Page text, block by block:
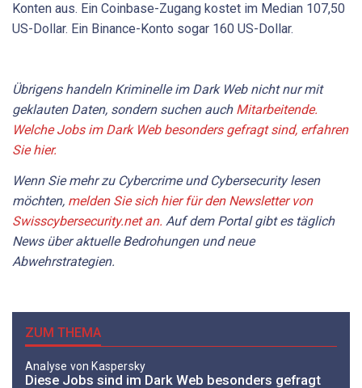
Konten aus. Ein Coinbase-Zugang kostet im Median 107,50
US-Dollar. Ein Binance-Konto sogar 160 US-Dollar.
Übrigens handeln Kriminelle im Dark Web nicht nur mit
geklauten Daten, sondern suchen auch Mitarbeitende.
Welche Jobs im Dark Web besonders gefragt sind, erfahren
Sie hier.
Wenn Sie mehr zu Cybercrime und Cybersecurity lesen
möchten, melden Sie sich hier für den Newsletter von
Swisscybersecurity.net an. Auf dem Portal gibt es täglich
News über aktuelle Bedrohungen und neue
Abwehrstrategien.
ZUM THEMA
Analyse von Kaspersky
Diese Jobs sind im Dark Web besonders gefragt